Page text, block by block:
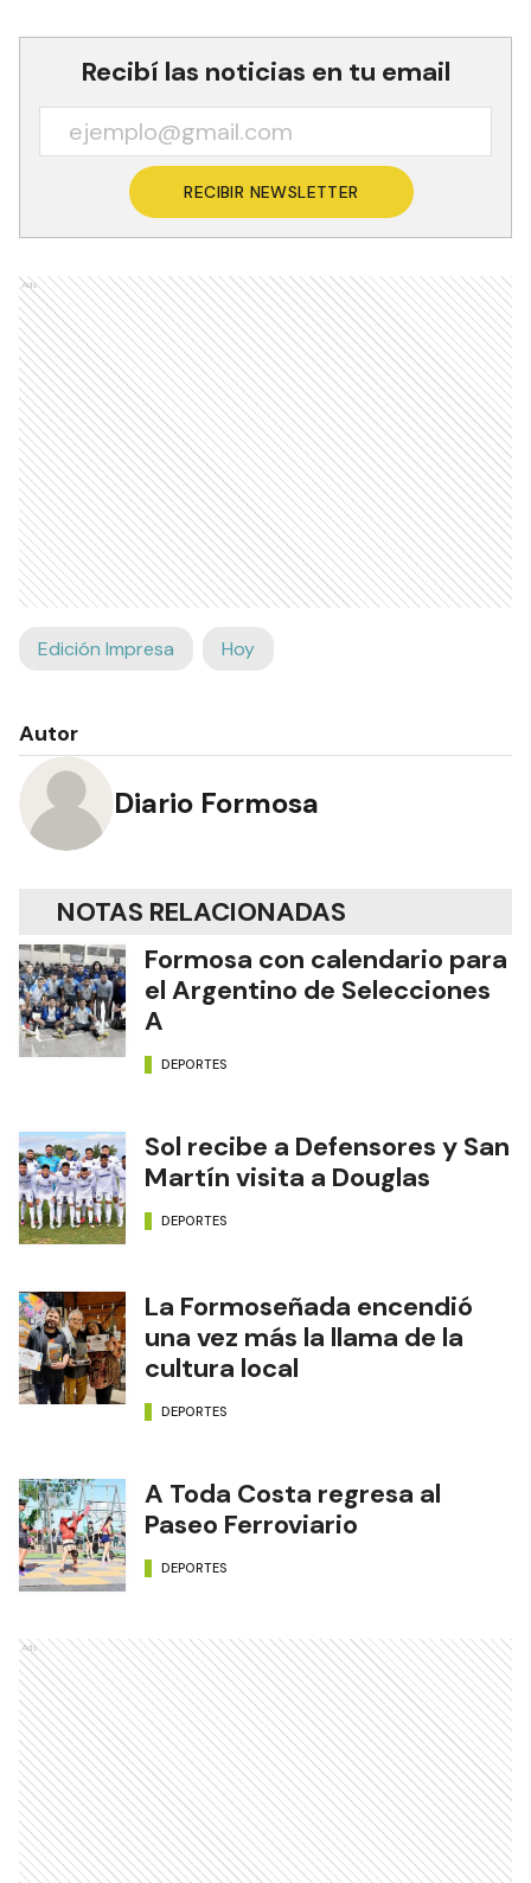
Recibí las noticias en tu email
RECIBIR NEWSLETTER
Ads
Edición Impresa Hoy
Autor
Diario Formosa
NOTAS RELACIONADAS
Formosa con calendario para
el Argentino de Selecciones
A
DEPORTES
Sol recibe a Defensores y San
Martín visita a Douglas
DEPORTES
La Formoseñada encendió
una vez más la llama de la
cultura local
DEPORTES
A Toda Costa regresa al
Paseo Ferroviario
DEPORTES
Ads